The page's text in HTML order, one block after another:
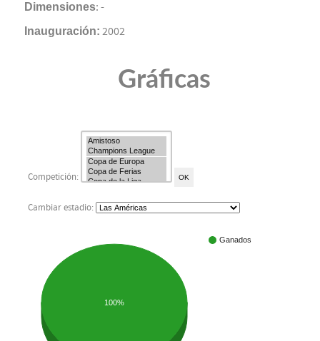
Dimensiones: -
Inauguración: 2002
Gráficas
Competición:
Cambiar estadio:
Ganados
100%